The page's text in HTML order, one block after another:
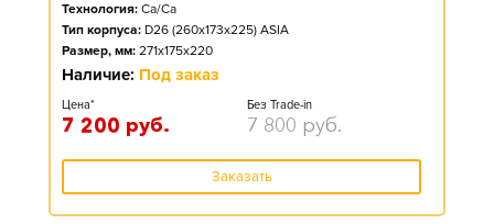
Технология: Ca/Ca
Тип корпуса: D26 (260x173x225) ASIA
Размер, мм: 271x175x220
Наличие: Под заказ
Цена*
7 200 руб.
Без Trade-in
7 800 руб.
Заказать